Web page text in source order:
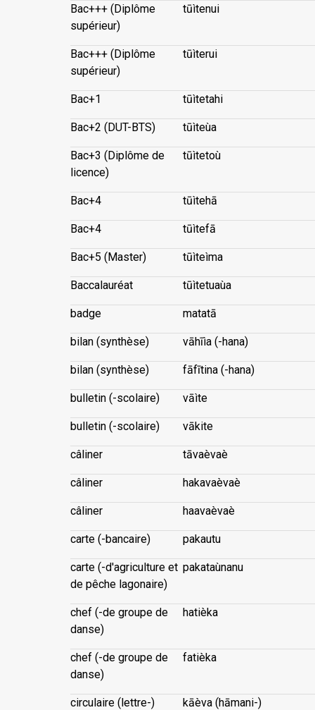
Bac+++ (Diplôme
supérieur)
tūìtenui
Bac+++ (Diplôme
supérieur)
tūìterui
Bac+1 tūìtetahi
Bac+2 (DUT-BTS) tūìteùa
Bac+3 (Diplôme de
licence)
tūìtetoù
Bac+4 tūìtehā
Bac+4 tūìtefā
Bac+5 (Master) tūìteìma
Baccalauréat tūìtetuaùa
badge matatā
bilan (synthèse) vāhīìa (-hana)
bilan (synthèse) fāfītina (-hana)
bulletin (-scolaire) vāìte
bulletin (-scolaire) vākite
câliner tāvaèvaè
câliner hakavaèvaè
câliner haavaèvaè
carte (-bancaire) pakautu
carte (-d'agriculture et
de pêche lagonaire)
pakataùnanu
chef (-de groupe de
danse)
hatièka
chef (-de groupe de
danse)
fatièka
circulaire (lettre-) kāèva (hāmani-)